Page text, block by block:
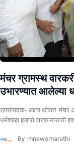
मंचर ग्रामस्थ
उभारण्यात आलेल्या
उपसंपादक- अक्षय थोरात मंचर
धर्मशाळा हजारो वारकऱ्यांसाठी
By mnewsmarathi